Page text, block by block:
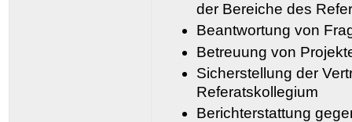
der Bereiche des
Beantwortung von
Betreuung von
Sicherstellung der
Referatskollegium
Berichterstattung